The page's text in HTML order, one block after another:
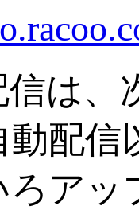
は、
動配
ろア